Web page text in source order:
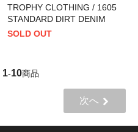
TROPHY CLOTHING / 1605
STANDARD DIRT DENIM
SOLD OUT
1-10商品
次へ